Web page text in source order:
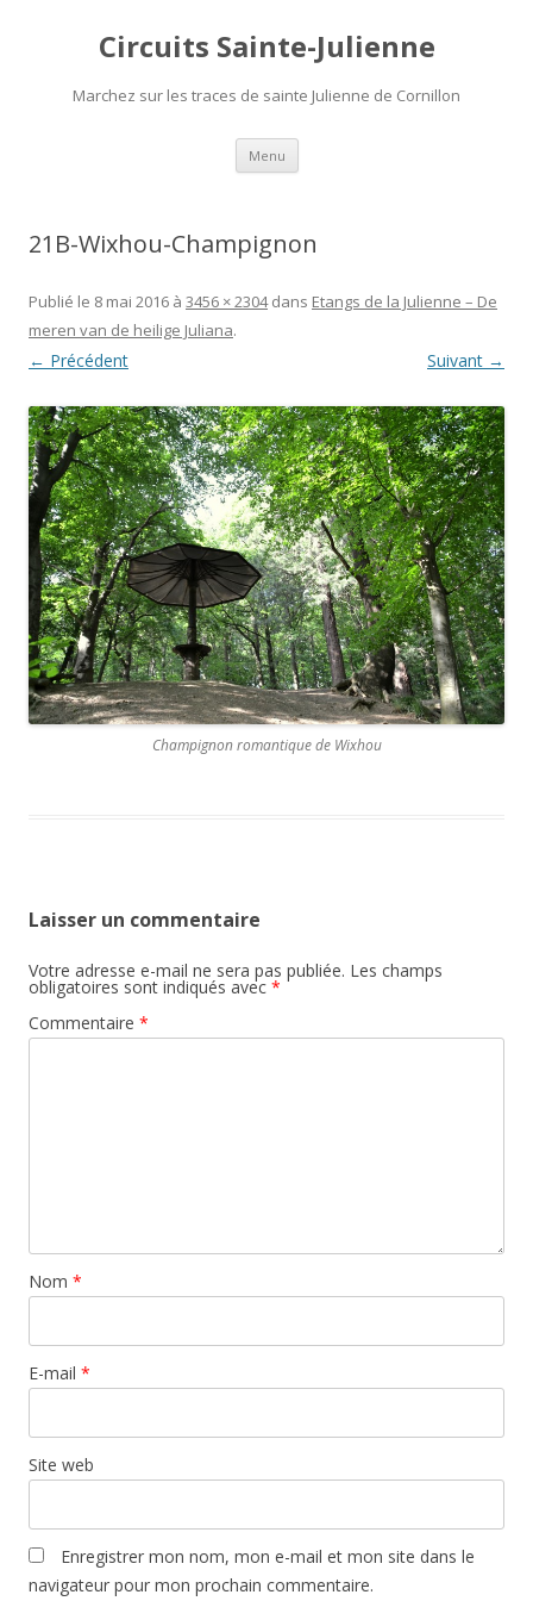
Circuits Sainte-Julienne
Marchez sur les traces de sainte Julienne de Cornillon
Menu Aller
contenu
21B-Wixhou-Champignon
Publié le 8 mai 2016 à 3456 × 2304dans Etangs de la Julienne – De
meren van de heilige Juliana.
← Précédent Suivant →
Champignon romantique de Wixhou
Laisser un commentaire
Votre adresse e-mail ne sera pas publiée. Les champs
obligatoires sont indiqués avec *
Commentaire *
Nom *
E-mail *
Site web
Enregistrer mon nom, mon e-mail et mon site dans le
navigateur pour mon prochain commentaire.